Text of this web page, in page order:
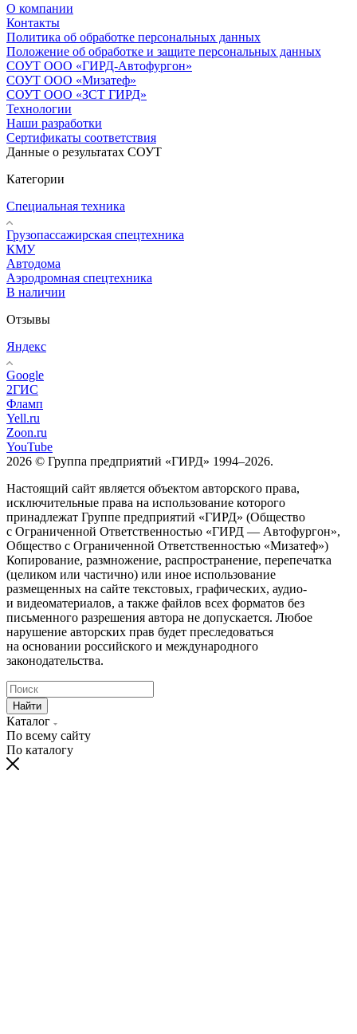
О компании
Контакты
Политика об обработке персональных данных
Положение об обработке и защите персональных данных
СОУТ ООО «ГИРД-Автофургон»
СОУТ ООО «Мизатеф»
СОУТ ООО «ЗСТ ГИРД»
Технологии
Наши разработки
Сертификаты соответствия
Данные о результатах СОУТ
Категории
Специальная техника
Грузопассажирская спецтехника
КМУ
Автодома
Аэродромная спецтехника
В наличии
Отзывы
Яндекс
Google
2ГИС
Фламп
Yell.ru
Zoon.ru
YouTube
2026 © Группа предприятий «ГИРД» 1994–2026.
Настоящий сайт является объектом авторского права,
исключительные права на использование которого
принадлежат Группе предприятий «ГИРД» (Общество
с Ограниченной Ответственностью «ГИРД — Автофургон»,
Общество с Ограниченной Ответственностью «Мизатеф»)
Копирование, размножение, распространение, перепечатка
(целиком или частично) или иное использование
размещенных на сайте текстовых, графических, аудио-
и видеоматериалов, а также файлов всех форматов без
письменного разрешения автора не допускается. Любое
нарушение авторских прав будет преследоваться
на основании российского и международного
законодательства.
Найти
Каталог
По всему сайту
По каталогу